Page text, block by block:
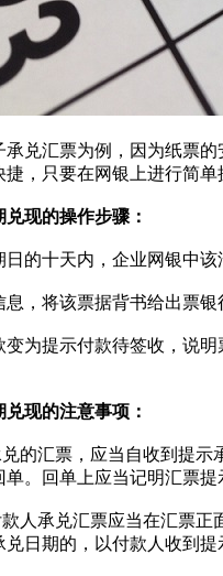
汇票为例，因为纸票的
，只要在网银上进行简
现的操作步骤：
十天内，企业网银中该
将该票据背书给出票银
提示付款待签收，说明
现的注意事项：
汇票，应当自收到提示
。回单上应当记明汇票提
承兑汇票应当在汇票正
日期的，以付款人收到提